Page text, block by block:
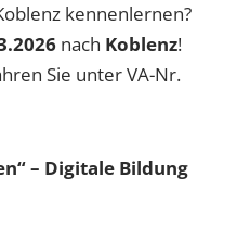
kennenlernen?
nach Koblenz!
Sie unter VA-Nr.
– Digitale Bildung